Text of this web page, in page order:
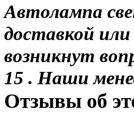
Автолампа
доставкой
возникнут
15 . Наши
Отзывы об